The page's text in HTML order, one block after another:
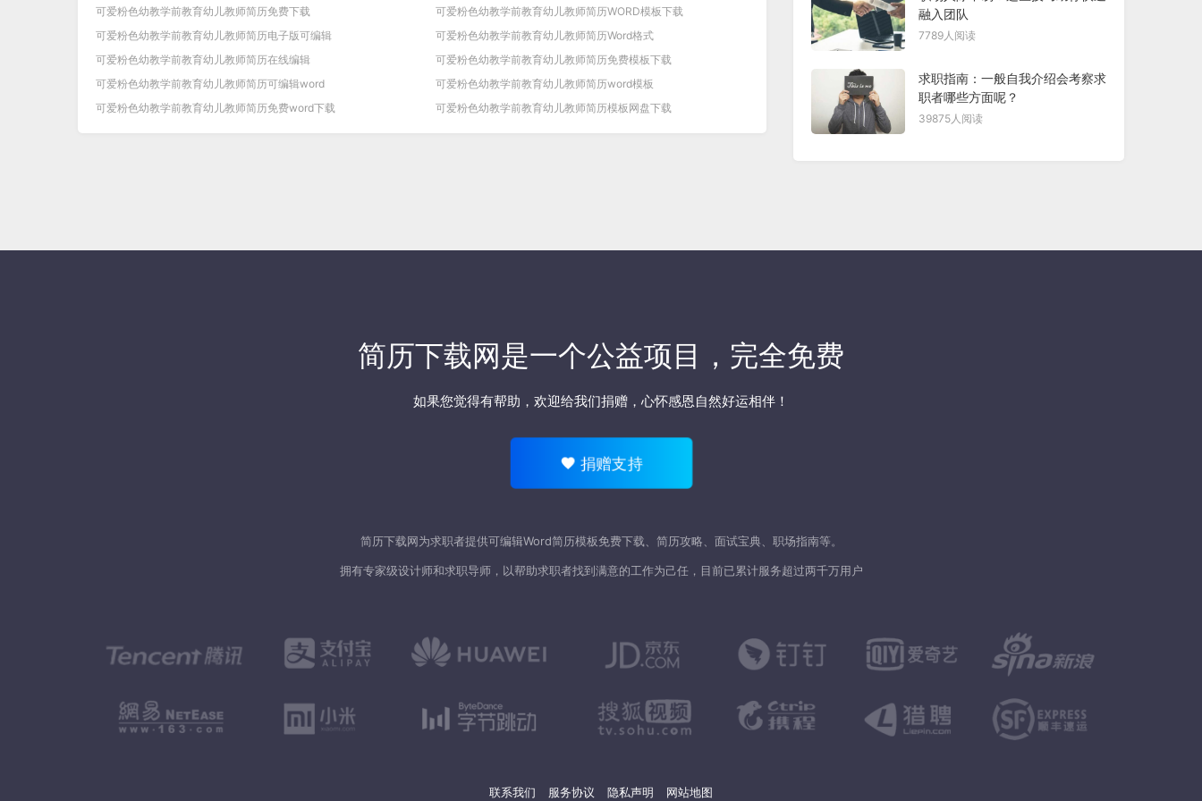
可爱粉色幼教学前教育幼儿教师简历免费下载
可爱粉色幼教学前教育幼儿教师简历WORD模板下载
可爱粉色幼教学前教育幼儿教师简历电子版可编辑
可爱粉色幼教学前教育幼儿教师简历Word格式
可爱粉色幼教学前教育幼儿教师简历在线编辑
可爱粉色幼教学前教育幼儿教师简历免费模板下载
可爱粉色幼教学前教育幼儿教师简历可编辑word
可爱粉色幼教学前教育幼儿教师简历word模板
可爱粉色幼教学前教育幼儿教师简历免费word下载
可爱粉色幼教学前教育幼儿教师简历模板网盘下载
融入团队
7789人阅读
求职指南：一般自我介绍会考察求
职者哪些方面呢？
39875人阅读
简历下载网是一个公益项目，完全免费
如果您觉得有帮助，欢迎给我们捐赠 ，心怀感恩自然好运相伴！
捐赠支持
简历下载网为求职者提供可编辑Word简历模板免费下载、简历攻略、面试宝典、职场指南等。
拥有专家级设计师和求职导师，以帮助求职者找到满意的工作为己任，目前已累计服务超过两千万用户
联系我们 服务协议 隐私声明 网站地图